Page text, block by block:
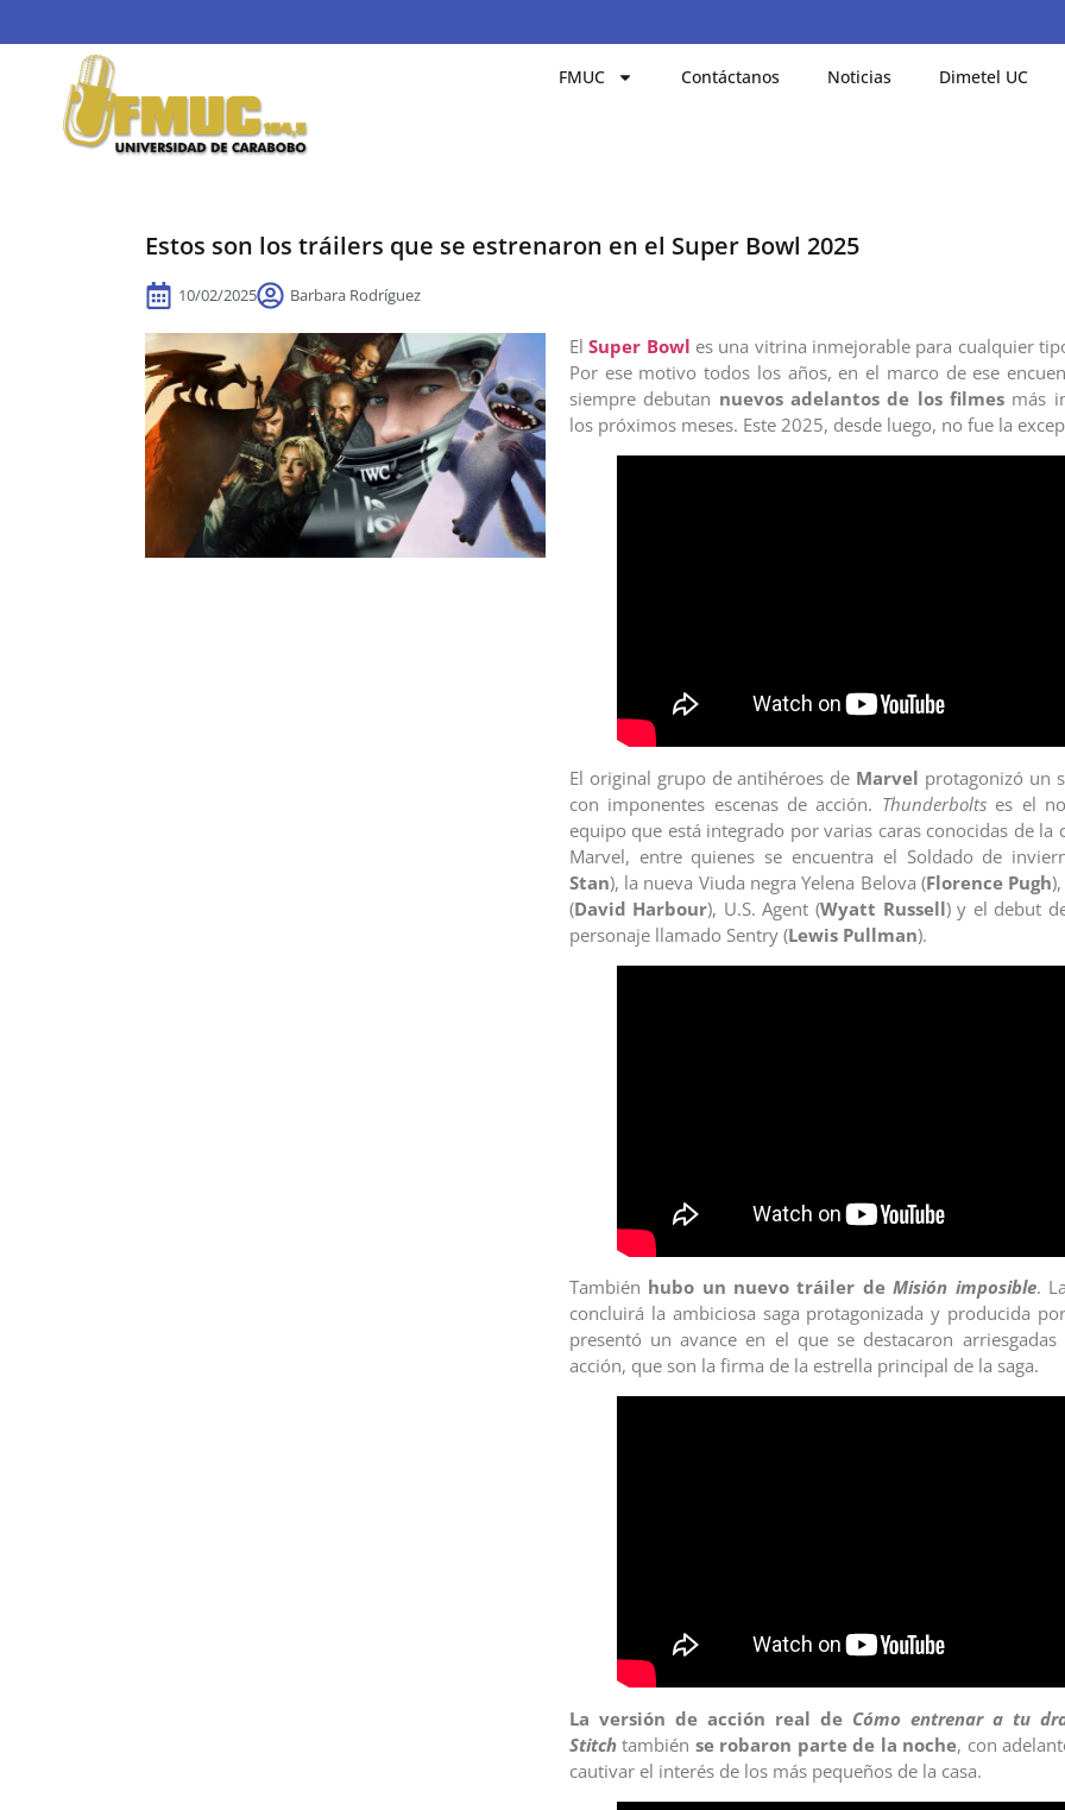
FMUC Contáctanos Noticias Dimetel UC
Estos son los tráilers que se estrenaron en el Super Bowl 2025
10/02/2025 Barbara Rodríguez
El Super Bowl es una vitrina inmejorable para cualquier
Por ese motivo todos los años, en el marco de ese
siempre debutan nuevos adelantos de los filmes más
los próximos meses. Este 2025, desde luego, no fue la
El original grupo de antihéroes de Marvel protagonizó un
con imponentes escenas de acción. Thunderbolts es el
equipo que está integrado por varias caras conocidas de la
Marvel, entre quienes se encuentra el Soldado de
Stan), la nueva Viuda negra Yelena Belova (Florence Pugh
(David Harbour), U.S. Agent (Wyatt Russell) y el debut
personaje llamado Sentry (Lewis Pullman).
También hubo un nuevo tráiler deMisión imposible.
concluirá la ambiciosa saga protagonizada y producida por
presentó un avance en el que se destacaron arriesgadas
acción, que son la firma de la estrella principal de la saga.
La versión de acción real de Cómo entrenar a tu
Stitchtambién se robaron parte de la noche, con
cautivar el interés de los más pequeños de la casa.